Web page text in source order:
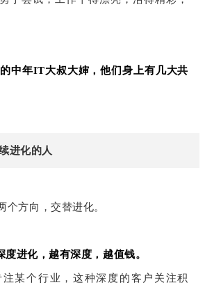
中年IT大叔大婶，他们身上有几大共
进化的人
个方向，交替进化。
度进化，越有深度，越值钱。
某个行业，这种深度的客户关注积